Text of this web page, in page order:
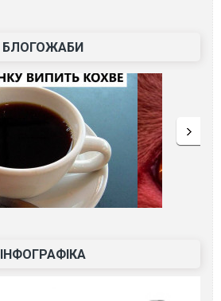
БЛОГОЖАБИ
ІНФОГРАФІКА